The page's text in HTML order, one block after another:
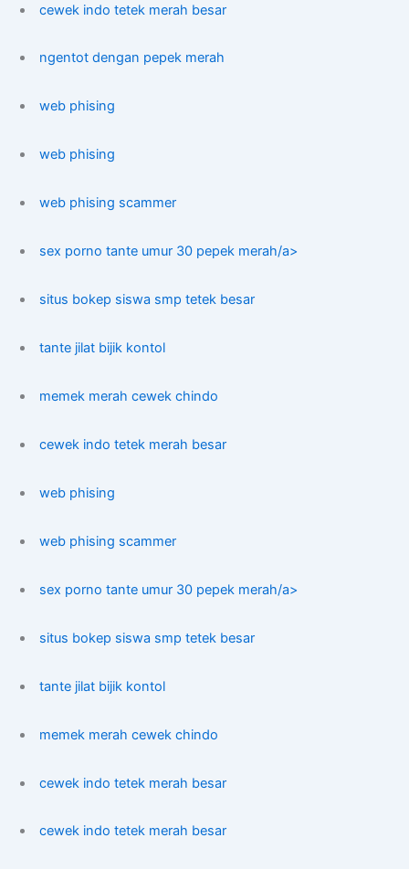
cewek indo tetek merah besar
ngentot dengan pepek merah
web phising
web phising
web phising scammer
sex porno tante umur 30 pepek merah/a>
situs bokep siswa smp tetek besar
tante jilat bijik kontol
memek merah cewek chindo
cewek indo tetek merah besar
web phising
web phising scammer
sex porno tante umur 30 pepek merah/a>
situs bokep siswa smp tetek besar
tante jilat bijik kontol
memek merah cewek chindo
cewek indo tetek merah besar
cewek indo tetek merah besar